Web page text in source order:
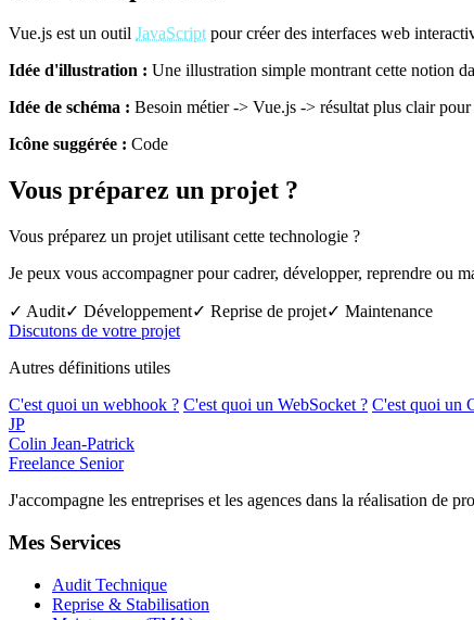
Vue.js est un outil JavaScriptpour créer des interfaces web
Idée d'illustration : Une illustration simple montrant cette notion
Idée de schéma : Besoin métier -> Vue.js -> résultat plus clair
Icône suggérée : Code
Vous préparez un projet ?
Vous préparez un projet utilisant cette technologie ?
Je peux vous accompagner pour cadrer, développer, reprendre ou
✓ Audit✓ Développement✓ Reprise de projet✓ Maintenance
Discutons de votre projet
Autres définitions utiles
C'est quoi un webhook ? C'est quoi un WebSocket ? C'est quoi un
JP
Colin Jean-Patrick
Freelance Senior
J'accompagne les entreprises et les agences dans la réalisation de
Mes Services
Audit Technique
Reprise & Stabilisation